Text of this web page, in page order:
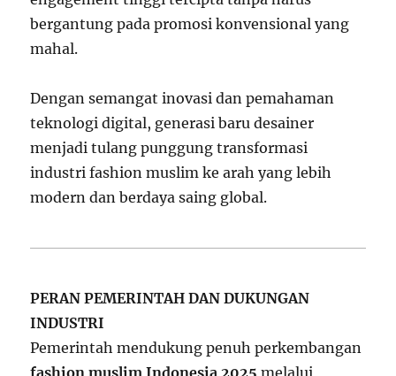
bergantung pada promosi konvensional yang
mahal.
Dengan semangat inovasi dan pemahaman
teknologi digital, generasi baru desainer
menjadi tulang punggung transformasi
industri fashion muslim ke arah yang lebih
modern dan berdaya saing global.
PERAN PEMERINTAH DAN DUKUNGAN
INDUSTRI
Pemerintah mendukung penuh perkembangan
fashion muslim Indonesia 2025 melalui